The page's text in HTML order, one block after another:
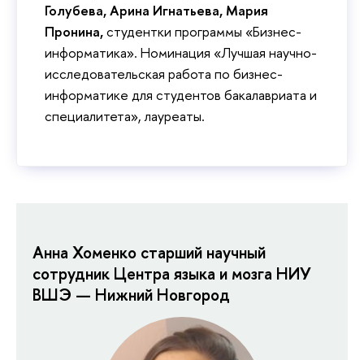
Голубева, Арина Игнатьева, Мария
Пронина,студентки программы «Бизнес-
информатика». Номинация «Лучшая научно-
исследовательская работа по бизнес-
информатике для студентов бакалавриата и
специалитета», лауреаты.
Анна Хоменко старший научный
сотрудник Центра языка и мозга НИУ
ВШЭ — Нижний Новгород